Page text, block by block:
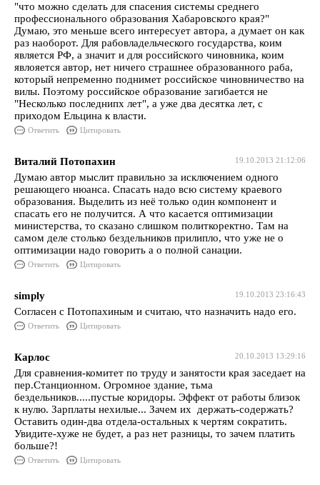
"что можно сделать для спасения системы среднего
профессионального образования Хабаровского края?"
Думаю, это меньше всего интересует автора, а думает он как
раз наоборот. Для рабовладельческого государства, коим
является РФ, а значит и для российского чиновника, коим
явлояется автор, нет ничего страшнее образованного раба,
который непременно поднимет российское чиновничество на
вилы. Поэтому российское образование загибается не
"Несколько последнипх лет", а уже два десятка лет, с
приходом Ельцина к власти.
Ответить Цитировать
19.10.2013 21:12:06
Виталий Потопахин
Думаю автор мыслит правильно за исключением одного
решающего нюанса. Спасать надо всю систему краевого
образования. Выделить из неё только один компонент и
спасать его не получится. А что касается оптимизации
министерства, то сказано слишком политкоректно. Там на
самом деле столько бездельников прилипло, что уже не о
оптимизации надо говорить а о полной санации.
Ответить Цитировать
19.10.2013 23:16:43
simply
Согласен с Потопахиным и считаю, что назначить надо его.
Ответить Цитировать
20.10.2013 13:29:16
Карлос
Для сравнения-комитет по труду и занятости края заседает на
пер.Станционном. Огромное здание, тьма
бездельников.....пустые коридоры. Эффект от работы близок
к нулю. Зарплаты нехилые... Зачем их держать-содержать?
Оставить один-два отдела-остальных к чертям сократить.
Увидите-хуже не будет, а раз нет разницы, то зачем платить
больше?!
Ответить Цитировать